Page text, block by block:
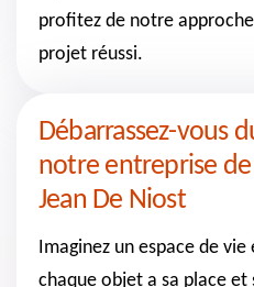
profitez de notre
projet réussi.
Débarrassez-vous
notre entreprise de
Jean De Niost
Imaginez un espace de
chaque objet a sa place